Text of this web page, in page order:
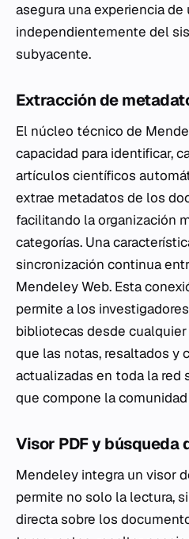
asegura una experiencia
independientemente del
subyacente.
Extracción de
El núcleo técnico de
capacidad para identificar,
artículos científicos
extrae metadatos de los
facilitando la organización
categorías. Una
sincronización continua
Mendeley Web. Esta
permite a los
bibliotecas desde
que las notas, resaltados y
actualizadas en toda la red
que compone la
Visor PDF y
Mendeley integra un visor
permite no solo la lectura,
directa sobre los